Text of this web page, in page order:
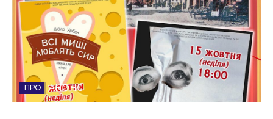
Політика
Соціум
Спорт
Стиль життя
АНОНС